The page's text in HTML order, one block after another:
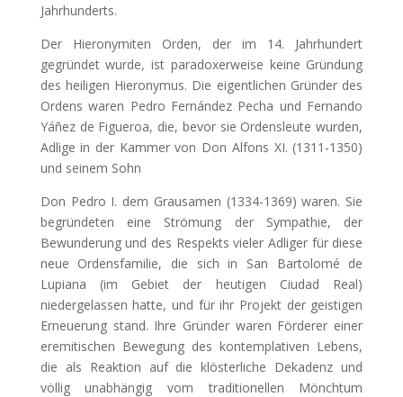
Jahrhunderts.
Der Hieronymiten Orden, der im 14. Jahrhundert
gegründet wurde, ist paradoxerweise keine Gründung
des heiligen Hieronymus. Die eigentlichen Gründer des
Ordens waren Pedro Fernández Pecha und Fernando
Yáñez de Figueroa, die, bevor sie Ordensleute wurden,
Adlige in der Kammer von Don Alfons XI. (1311-1350)
und seinem Sohn
Don Pedro I. dem Grausamen (1334-1369) waren. Sie
begründeten eine Strömung der Sympathie, der
Bewunderung und des Respekts vieler Adliger für diese
neue Ordensfamilie, die sich in San Bartolomé de
Lupiana (im Gebiet der heutigen Ciudad Real)
niedergelassen hatte, und für ihr Projekt der geistigen
Erneuerung stand. Ihre Gründer waren Förderer einer
eremitischen Bewegung des kontemplativen Lebens,
die als Reaktion auf die klösterliche Dekadenz und
völlig unabhängig vom traditionellen Mönchtum